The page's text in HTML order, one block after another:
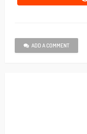
ADD A COMMENT